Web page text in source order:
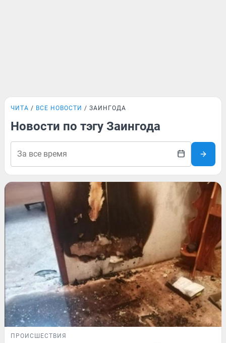
ЧИТА ВСЕ НОВОСТИ ЗАИНГОДА
Новости по тэгу Заингода
ПРОИСШЕСТВИЯ